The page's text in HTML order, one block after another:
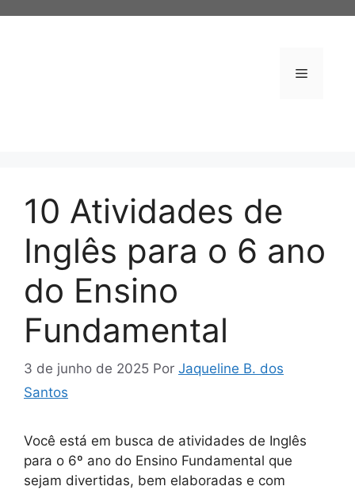
Menu
10 Atividades de
Inglês para o 6 ano
do Ensino
Fundamental
3 de junho de 2025 Por Jaqueline B. dos
Santos
Você está em busca de atividades de Inglês
para o 6º ano do Ensino Fundamental que
sejam divertidas, bem elaboradas e com